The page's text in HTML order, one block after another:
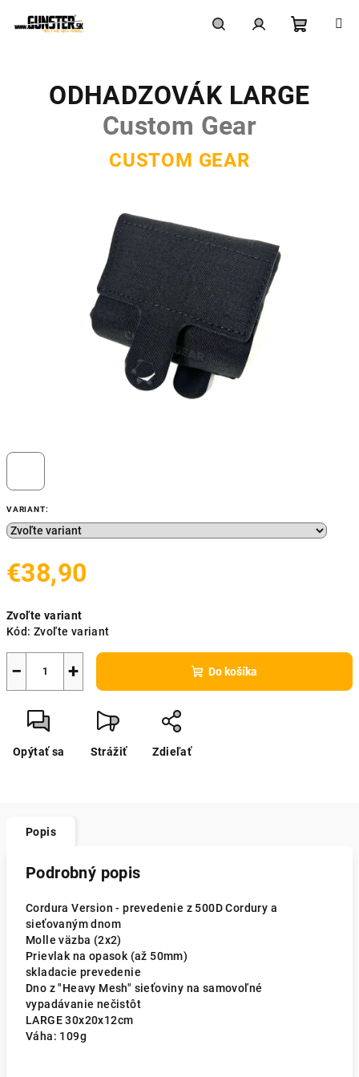
košík
VARIANT:
€38,90
cena:
Zvoľte variant
Kód: Zvoľte variant
+
− Do košíka
Opýtať sa Strážiť Zdieľať
ODHADZOVÁK LARGE
Custom Gear
CUSTOM GEAR
Popis
Podrobný popis
Cordura Version - prevedenie z 500D Cordury a
sieťovaným dnom
Molle väzba (2x2)
Prievlak na opasok (až 50mm)
skladacie prevedenie
Dno z "Heavy Mesh" sieťoviny na samovoľné
vypadávanie nečistôt
LARGE 30x20x12cm
Váha: 109g